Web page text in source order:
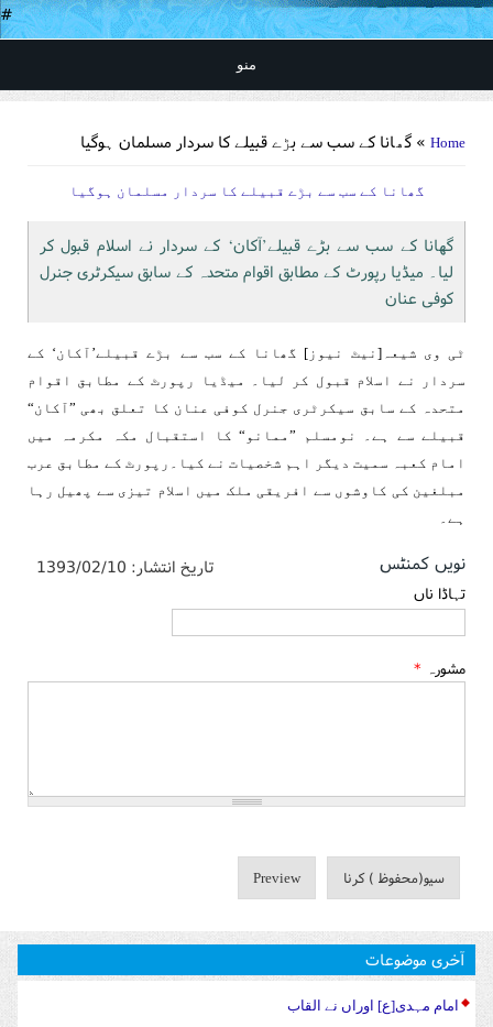
#
منو
Home » گھانا کے سب سے بڑے قبیلے کا سردار مسلمان ہوگیا
گھانا کے سب سے بڑے قبیلے کا سردار مسلمان ہوگیا
گھانا کے سب سے بڑے قبیلے’آکان‘ کے سردار نے اسلام قبول کر
لیا۔ میڈیا رپورٹ کے مطابق اقوام متحدہ کے سابق سیکرٹری جنرل
کوفی عنان
ٹی وی شیعہ[نیٹ نیوز] گھانا کے سب سے بڑے قبیلے’آکان‘ کے
سردار نے اسلام قبول کر لیا۔ میڈیا رپورٹ کے مطابق اقوام
متحدہ کے سابق سیکرٹری جنرل کوفی عنان کا تعلق بھی ”آکان“
قبیلے سے ہے۔ نومسلم ”ممانو“ کا استقبال مکہ مکرمہ میں
امام کعبہ سمیت دیگر اہم شخصیات نے کیا۔رپورٹ کے مطابق عرب
مبلغین کی کاوشوں سے افریقی ملک میں اسلام تیزی سے پھیل رہا
ہے۔
تاریخ انتشار: 1393/02/10 نویں کمنٹس
تہاڈا ناں
مشورہ *
آخری موضوعات
امام مہدی[ع] اوراں نے القاب